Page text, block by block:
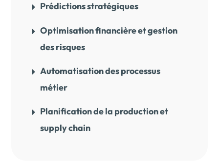
Prédictions stratégiques
Optimisation financière et gestion
des risques
Automatisation des processus
métier
Planification de la production et
supply chain